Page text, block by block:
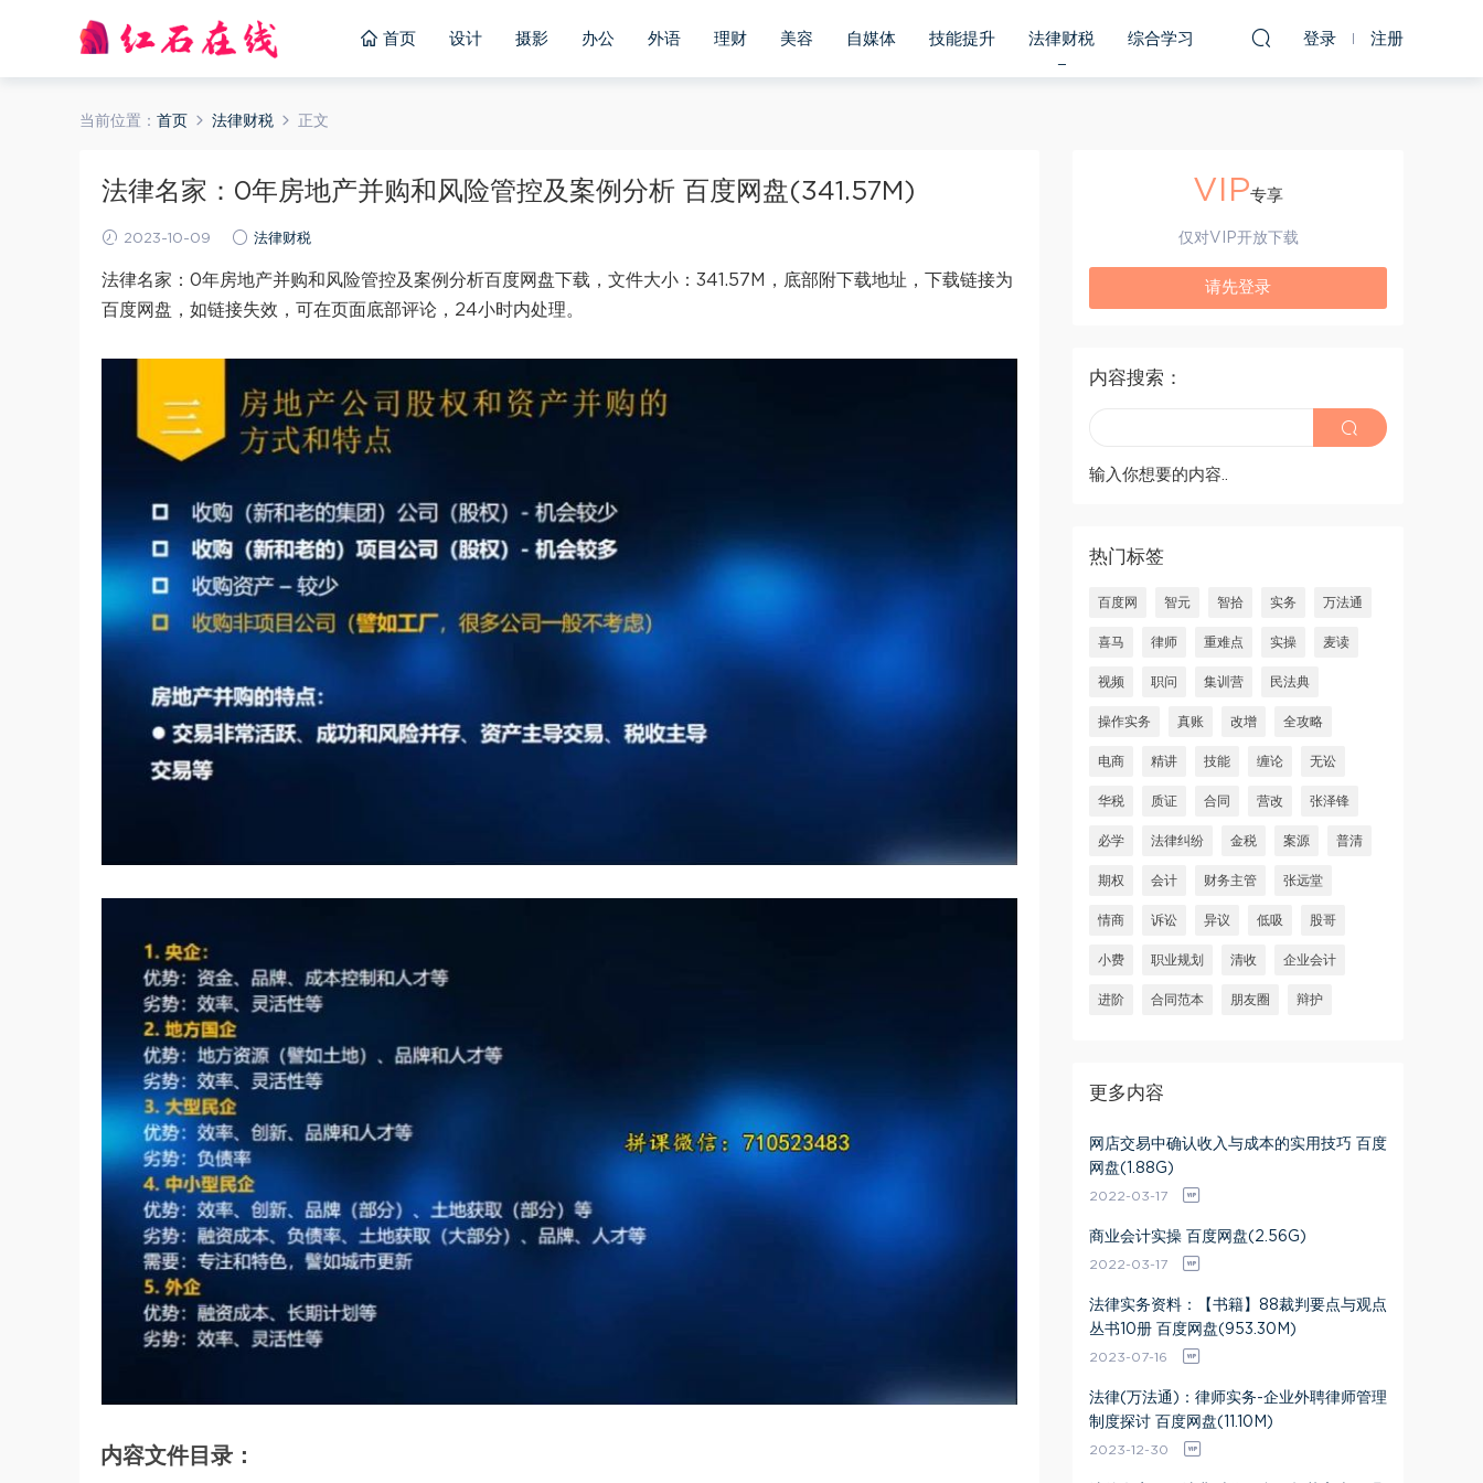
首页 设计 摄影 办公 外语 理财 美容 自媒体 技能提升 法律财税 综合学习 登录 注册
当前位置： 首页 法律财税 正文
法律名家：0年房地产并购和风险管控及案例分析 百度网盘(341.57M)
2023-10-09 法律财税
法律名家：0年房地产并购和风险管控及案例分析百度网盘下载，文件大小：341.57M，底部附下载地址，下载链接为
百度网盘，如链接失效，可在页面底部评论，24小时内处理。
内容文件目录：
VIP专享
仅对VIP开放下载
请先登录
内容搜索：
输入你想要的内容..
热门标签
百度网 智元 智拾 实务 万法通
喜马 律师 重难点 实操 麦读
视频 职问 集训营 民法典
操作实务 真账 改增 全攻略
电商 精讲 技能 缠论 无讼
华税 质证 合同 营改 张泽锋
必学 法律纠纷 金税 案源 普清
期权 会计 财务主管 张远堂
情商 诉讼 异议 低吸 股哥
小费 职业规划 清收 企业会计
进阶 合同范本 朋友圈 辩护
更多内容
网店交易中确认收入与成本的实用技巧 百度
网盘(1.88G)
2022-03-17
商业会计实操 百度网盘(2.56G)
2022-03-17
法律实务资料：【书籍】88裁判要点与观点
丛书10册 百度网盘(953.30M)
2023-07-16
法律(万法通)：律师实务-企业外聘律师管理
制度探讨 百度网盘(11.10M)
2023-12-30